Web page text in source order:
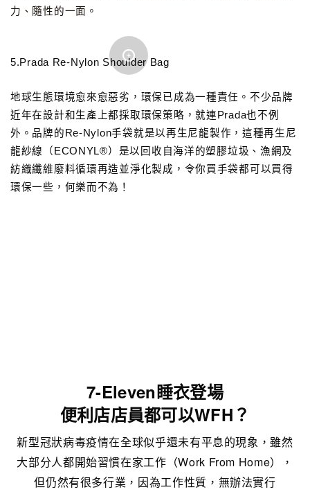
力、隨性的一面。
5.Prada Re-Nylon Shoulder Bag
地球生態環境愈來愈惡劣，環保已成為一種責任。不少品牌
近年在設計和生產上都採取環保策略，就連Prada也不例
外。品牌的Re-Nylon手袋就是以再生尼龍製作，這種再生尼
龍紗線（ECONYL®）是以回收自海洋的塑膠垃圾、漁網及
紡織纖維廢料循環再造並淨化製成，令你買手袋都可以買得
環保一些，何樂而不為！
7-Eleven睡衣登場
便利店店員都可以WFH？
新型冠狀病毒疫情在全球似乎還未有平息的現象，雖然
大部分人都開始習慣在家工作（Work From Home），
但仍然有很多行業，因為工作性質，無辦法實行